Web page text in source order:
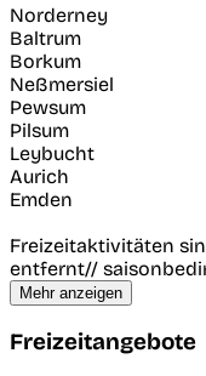
Norderney
Baltrum
Borkum
Neßmersiel
Pewsum
Pilsum
Leybucht
Aurich
Emden
Freizeitaktivitäten
entfernt//
Mehr anzeigen
Freizeitangebote